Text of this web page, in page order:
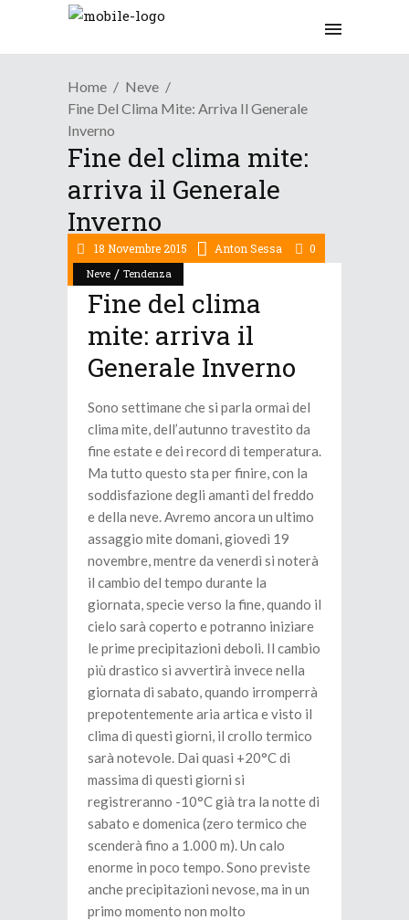
Home
Neve
Fine Del Clima Mite: Arriva Il Generale
Inverno
Fine del clima mite:
arriva il Generale
Inverno
Neve / Tendenza
18 Novembre 2015 Anton Sessa 0
Fine del clima
mite: arriva il
Generale Inverno
Sono settimane che si parla ormai del
clima mite, dell’autunno travestito da
fine estate e dei record di temperatura.
Ma tutto questo sta per finire, con la
soddisfazione degli amanti del freddo
e della neve. Avremo ancora un ultimo
assaggio mite domani, giovedì 19
novembre, mentre da venerdì si noterà
il cambio del tempo durante la
giornata, specie verso la fine, quando il
cielo sarà coperto e potranno iniziare
le prime precipitazioni deboli. Il cambio
più drastico si avvertirà invece nella
giornata di sabato, quando irromperrà
prepotentemente aria artica e visto il
clima di questi giorni, il crollo termico
sarà notevole. Dai quasi +20°C di
massima di questi giorni si
registreranno -10°C già tra la notte di
sabato e domenica (zero termico che
scenderà fino a 1.000 m). Un calo
enorme in poco tempo. Sono previste
anche precipitazioni nevose, ma in un
primo momento non molto